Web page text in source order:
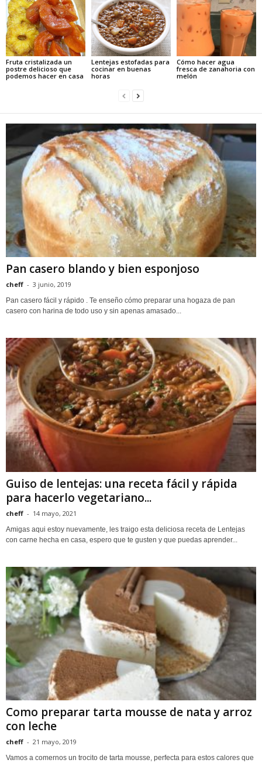
Fruta cristalizada un
postre delicioso que
podemos hacer en casa
Lentejas estofadas para
cocinar en buenas
horas
Cómo hacer agua
fresca de zanahoria con
melón
Pan casero blando y bien esponjoso
cheff - 3 junio, 2019
Pan casero fácil y rápido . Te enseño cómo preparar una hogaza de pan
casero con harina de todo uso y sin apenas amasado...
Guiso de lentejas: una receta fácil y rápida
para hacerlo vegetariano...
cheff - 14 mayo, 2021
Amigas aqui estoy nuevamente, les traigo esta deliciosa receta de Lentejas
con carne hecha en casa, espero que te gusten y que puedas aprender...
Como preparar tarta mousse de nata y arroz
con leche
cheff - 21 mayo, 2019
Vamos a comernos un trocito de tarta mousse, perfecta para estos calores que